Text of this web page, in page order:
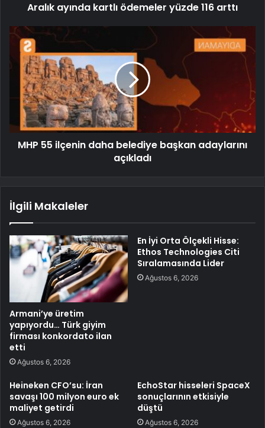
Aralık ayında kartlı ödemeler yüzde 116 arttı
MHP 55 ilçenin daha belediye başkan adaylarını
açıkladı
İlgili Makaleler
Armani’ye üretim
yapıyordu… Türk giyim
firması konkordato ilan
etti
Ağustos 6, 2026
En İyi Orta Ölçekli Hisse:
Ethos Technologies Citi
Sıralamasında Lider
Ağustos 6, 2026
Heineken CFO’su: İran
savaşı 100 milyon euro ek
maliyet getirdi
Ağustos 6, 2026
EchoStar hisseleri SpaceX
sonuçlarının etkisiyle
düştü
Ağustos 6, 2026